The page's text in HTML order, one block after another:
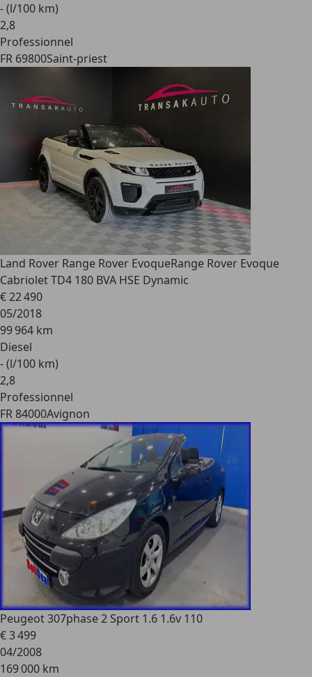
- (l/100 km)
2,8
Professionnel
FR 69800Saint-priest
Land Rover Range Rover EvoqueRange Rover Evoque
Cabriolet TD4 180 BVA HSE Dynamic
€ 22 490
05/2018
99 964 km
Diesel
- (l/100 km)
2,8
Professionnel
FR 84000Avignon
Peugeot 307phase 2 Sport 1.6 1.6v 110
€ 3 499
04/2008
169 000 km